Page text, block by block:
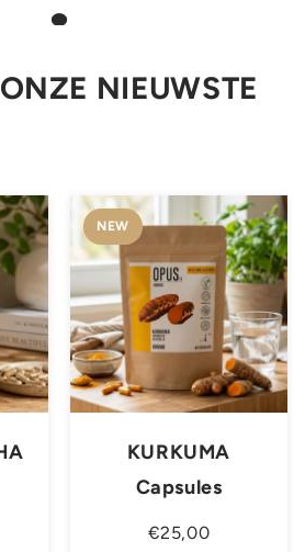
NIEUWSTE
NEW
KURKUMA
Capsules
€25,00